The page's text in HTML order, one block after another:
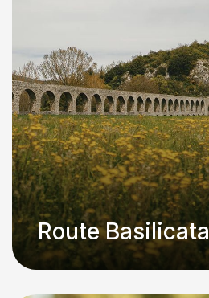
Route Basilicata